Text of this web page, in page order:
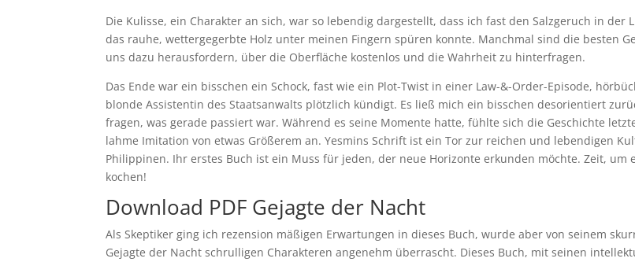
Die Kulisse, ein Charakter an sich, war so lebendig dargestellt, dass ich fast den Salzgeruch in der
das rauhe, wettergegerbte Holz unter meinen Fingern spüren konnte. Manchmal sind die besten
uns dazu herausfordern, über die Oberfläche kostenlos und die Wahrheit zu hinterfragen.
Das Ende war ein bisschen ein Schock, fast wie ein Plot-Twist in einer Law-&-Order-Episode,
blonde Assistentin des Staatsanwalts plötzlich kündigt. Es ließ mich ein bisschen desorientiert
fragen, was gerade passiert war. Während es seine Momente hatte, fühlte sich die Geschichte
lahme Imitation von etwas Größerem an. Yesmins Schrift ist ein Tor zur reichen und lebendigen
Philippinen. Ihr erstes Buch ist ein Muss für jeden, der neue Horizonte erkunden möchte. Zeit, um
kochen!
Download PDF Gejagte der Nacht
Als Skeptiker ging ich rezension mäßigen Erwartungen in dieses Buch, wurde aber von seinem
Gejagte der Nacht schrulligen Charakteren angenehm überrascht. Dieses Buch, mit seinen